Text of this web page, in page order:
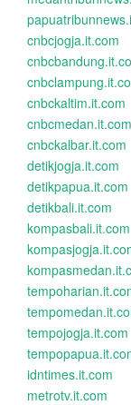
cnbcjogja.it.com
cnbckaltim.it.com
cnbcmedan.it.com
cnbckalbar.it.com
detikjogja.it.com
detikpapua.it.com
detikbali.it.com
kompasbali.it.com
tempojogja.it.com
idntimes.it.com
metrotv.it.com